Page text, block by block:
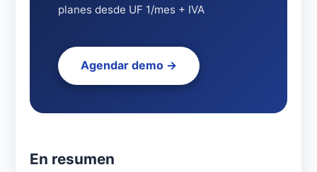
planes desde UF 1/mes + IVA
Agendar demo →
En resumen